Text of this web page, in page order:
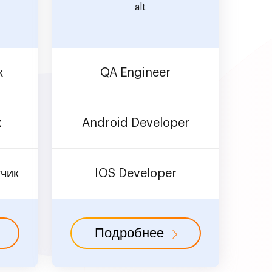
QA Engineer
Android Developer
IOS Developer
Подробнее